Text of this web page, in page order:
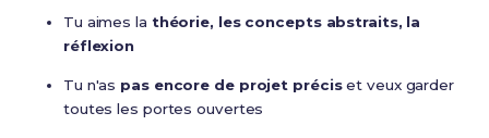
Tu aimes la théorie, les concepts abstraits, la
réflexion
Tu n'as pas encore de projet préciset veux garder
toutes les portes ouvertes